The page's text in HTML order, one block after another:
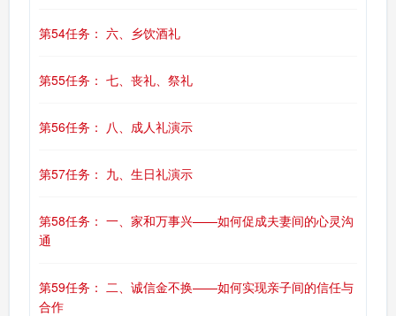
第54任务： 六、乡饮酒礼
第55任务： 七、丧礼、祭礼
第56任务： 八、成人礼演示
第57任务： 九、生日礼演示
第58任务： 一、家和万事兴——如何促成夫妻间的心灵沟
通
第59任务： 二、诚信金不换——如何实现亲子间的信任与
合作